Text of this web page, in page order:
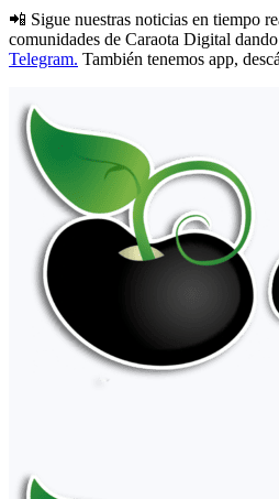
📲 Sigue nuestras noticias en tiempo
comunidades de Caraota Digital
Telegram. También tenemos app,